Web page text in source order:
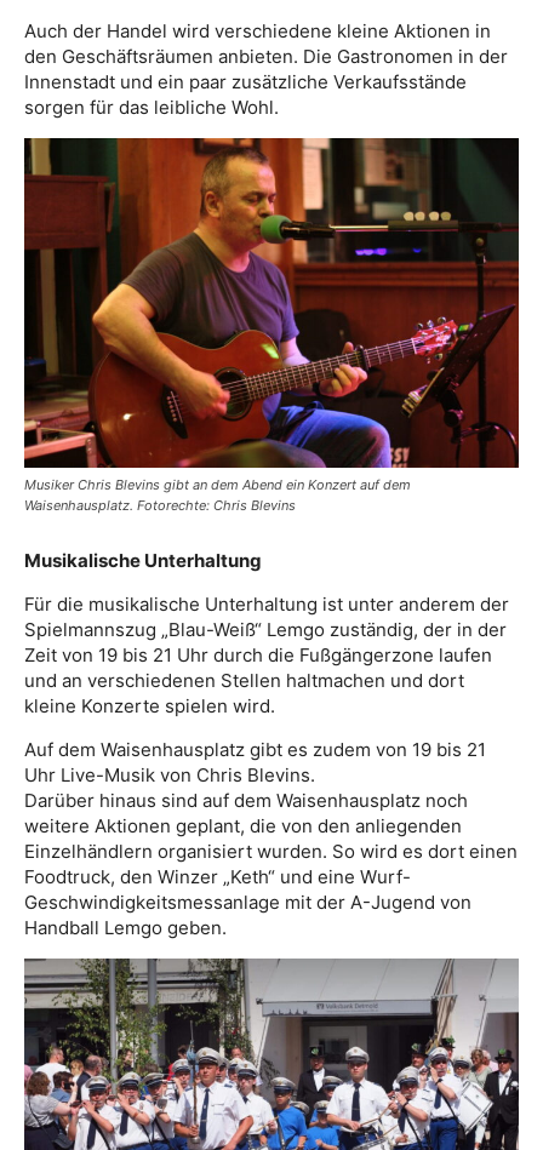
Auch der Handel wird verschiedene kleine Aktionen in
den Geschäftsräumen anbieten. Die Gastronomen in der
Innenstadt und ein paar zusätzliche Verkaufsstände
sorgen für das leibliche Wohl.
Musiker Chris Blevins gibt an dem Abend ein Konzert auf dem
Waisenhausplatz. Fotorechte: Chris Blevins
Musikalische Unterhaltung
Für die musikalische Unterhaltung ist unter anderem der
Spielmannszug „Blau-Weiß“ Lemgo zuständig, der in der
Zeit von 19 bis 21 Uhr durch die Fußgängerzone laufen
und an verschiedenen Stellen haltmachen und dort
kleine Konzerte spielen wird.
Auf dem Waisenhausplatz gibt es zudem von 19 bis 21
Uhr Live-Musik von Chris Blevins.
Darüber hinaus sind auf dem Waisenhausplatz noch
weitere Aktionen geplant, die von den anliegenden
Einzelhändlern organisiert wurden. So wird es dort einen
Foodtruck, den Winzer „Keth“ und eine Wurf-
Geschwindigkeitsmessanlage mit der A-Jugend von
Handball Lemgo geben.